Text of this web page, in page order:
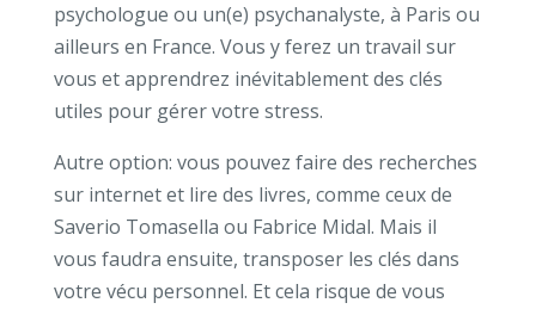
psychologue ou un(e) psychanalyste, à Paris ou
ailleurs en France. Vous y ferez un travail sur
vous et apprendrez inévitablement des clés
utiles pour gérer votre stress.
Autre option: vous pouvez faire des recherches
sur internet et lire des livres, comme ceux de
Saverio Tomasella ou Fabrice Midal. Mais il
vous faudra ensuite, transposer les clés dans
votre vécu personnel. Et cela risque de vous